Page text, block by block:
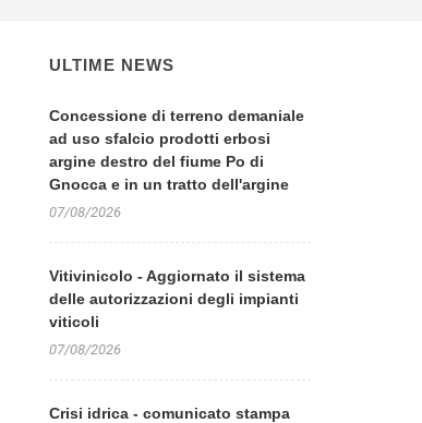
ULTIME NEWS
Concessione di terreno demaniale
ad uso sfalcio prodotti erbosi
argine destro del fiume Po di
Gnocca e in un tratto dell'argine
07/08/2026
Vitivinicolo - Aggiornato il sistema
delle autorizzazioni degli impianti
viticoli
07/08/2026
Crisi idrica - comunicato stampa